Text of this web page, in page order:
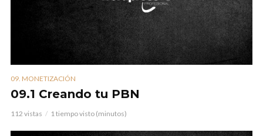
09. MONETIZACIÓN
09.1 Creando tu PBN
112 vistas 1 tiempo visto (minutos)